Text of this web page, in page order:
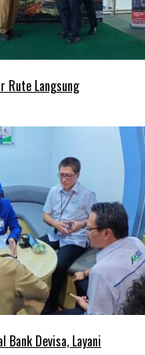
Rute Langsung
Bank Devisa, Layani